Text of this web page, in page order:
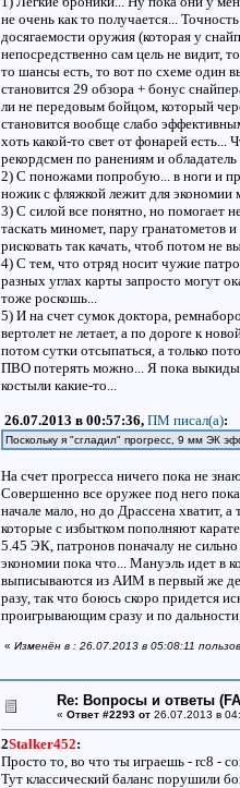
не очень как то получается...
досягаемости оружия (которая у
непосредственно сам цель не видит,
то шансы есть, то вот по схеме один
становится 29 обзора + бонус
ли не передовым бойцом, который
становится вообще слабо
хоть какой-то свет от фонарей есть...
рекордсмен по ранениям и
2) С поножами попробую... в ноги и
ножик с фляжкой лежит для экономии
3) С силой все понятно, но помогает
таскать миномет, пару гранатометов
рисковать так качать, чтоб потом не
4) С тем, что отряд носит чужие
разных углах карты запросто могут
тоже роскошь...
5) И на счет сумок доктора,
вертолет не летает, а по дороге к
потом сутки отсыпаться, а только
ПВО потерять можно... Я пока
костыли какие-то...
26.07.2013 в 00:57:36, ПМ писал(a):
Поскольку я "сгладил" прогресс, 9 мм ЭК
На счет прогресса ничего пока не
Совершенно все оружее под него
начале мало, но до Драссена хватит,
которые с избытком пополняют
5.45 ЭК, патронов поначалу не
экономии пока что... Мануэль идет в
выписываются из АИМ в первый же
разу, так что боюсь скоро придется
проигрывающим сразу и по
« Изменён в : 26.07.2013 в 05:08:11
Re: Вопросы и ответы
« Ответ #2293 от26.07.2013 в
2Stalker452:
Просто то, во что ты играешь - rс8 -
Тут классический баланс порушили